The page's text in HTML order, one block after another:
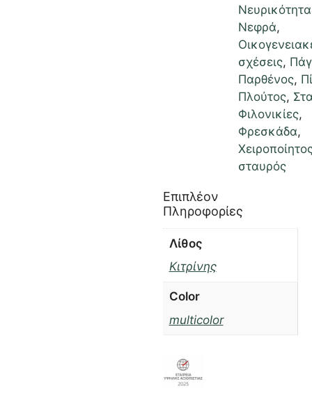
Νευρικότητα
Νεφρά,
σχέσεις,
Παρθένος,
Πλούτος,
Φιλονικίες,
Φρεσκάδα,
σταυρός
Επιπλέον
Πληροφορίες
Λίθος
Κιτρίνης
Color
multicolor